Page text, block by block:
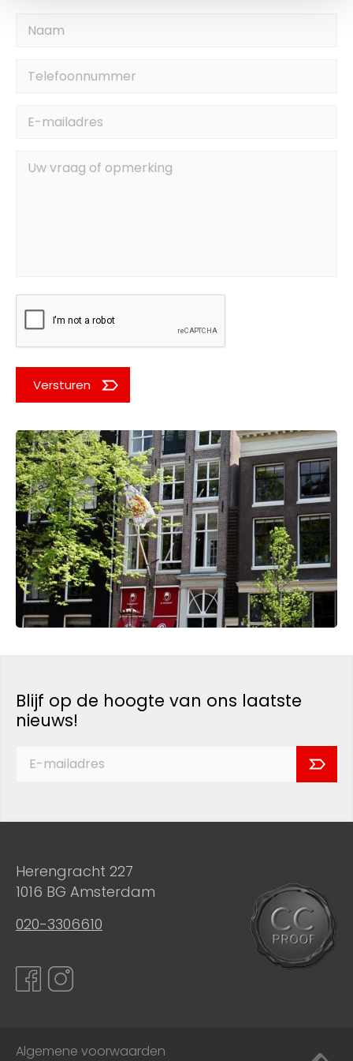
Versturen
Blijf op de hoogte van ons laatste
nieuws!
Herengracht 227
1016 BG Amsterdam
020-3306610
Algemene voorwaarden